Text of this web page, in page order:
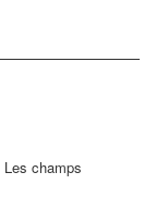
Les champs